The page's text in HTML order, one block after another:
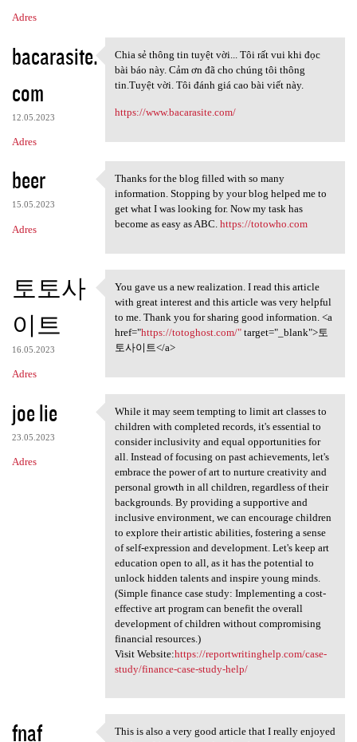
Adres
bacarasite.
com
12.05.2023
Adres
Chia sẻ thông tin tuyệt vời..
Chia sẻ thông tin tuyệt vời... Tôi rất vui khi đọc
bài báo này. Cảm ơn đã cho chúng tôi thông
tin.Tuyệt vời. Tôi đánh giá cao bài viết này.
https://www.bacarasite.com/
beer
15.05.2023
Adres
Thanks for the blog filled
Thanks for the blog filled with so many
information. Stopping by your blog helped me to
get what I was looking for. Now my task has
become as easy as ABC. https://totowho.com
토토사
이트
16.05.2023
Adres
You gave us a new realization
You gave us a new realization. I read this article
with great interest and this article was very helpful
to me. Thank you for sharing good information. <a
href="https://totoghost.com/"target="_blank">토
토사이트</a>
joe lie
23.05.2023
Adres
While it may seem tempting to
While it may seem tempting to limit art classes to
children with completed records, it's essential to
consider inclusivity and equal opportunities for
all. Instead of focusing on past achievements, let's
embrace the power of art to nurture creativity and
personal growth in all children, regardless of their
backgrounds. By providing a supportive and
inclusive environment, we can encourage children
to explore their artistic abilities, fostering a sense
of self-expression and development. Let's keep art
education open to all, as it has the potential to
unlock hidden talents and inspire young minds.
(Simple finance case study: Implementing a cost-
effective art program can benefit the overall
development of children without compromising
financial resources.)
Visit Website:https://reportwritinghelp.com/case-
study/finance-case-study-help/
fnaf
This is also a very good article that I really enjoyed